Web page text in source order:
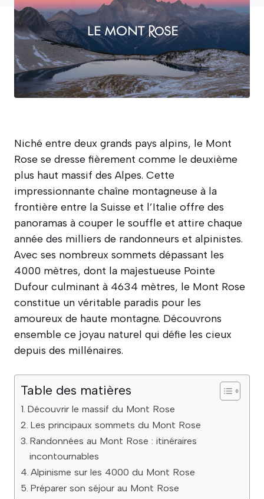
Niché entre deux grands pays alpins, le Mont
Rose se dresse fièrement comme le deuxième
plus haut massif des Alpes. Cette
impressionnante chaîne montagneuse à la
frontière entre la Suisse et l’Italie offre des
panoramas à couper le souffle et attire chaque
année des milliers de randonneurs et alpinistes.
Avec ses nombreux sommets dépassant les
4000 mètres, dont la majestueuse Pointe
Dufour culminant à 4634 mètres, le Mont Rose
constitue un véritable paradis pour les
amoureux de haute montagne. Découvrons
ensemble ce joyau naturel qui défie les cieux
depuis des millénaires.
Table des matières
Découvrir le massif du Mont Rose
Les principaux sommets du Mont Rose
Randonnées au Mont Rose : itinéraires
incontournables
Alpinisme sur les 4000 du Mont Rose
Préparer son séjour au Mont Rose